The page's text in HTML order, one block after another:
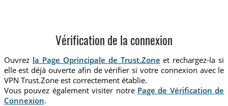
Vérification de la connexion
Ouvrez la Page Oprincipale de Trust.Zone et rechargez-la si
elle est déjà ouverte afin de vérifier si votre connexion avec le
VPN Trust.Zone est correctement établie.
Vous pouvez également visiter notre Page de Vérification de
Connexion.